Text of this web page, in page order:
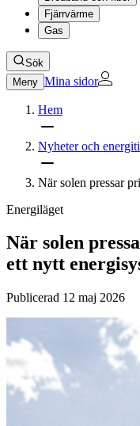
Fjärrvärme
Gas
Sök
Meny Mina sidor
Hem
Nyheter och
När solen pressar
Energiläget
När solen
ett nytt
Publicerad 12 maj 2026